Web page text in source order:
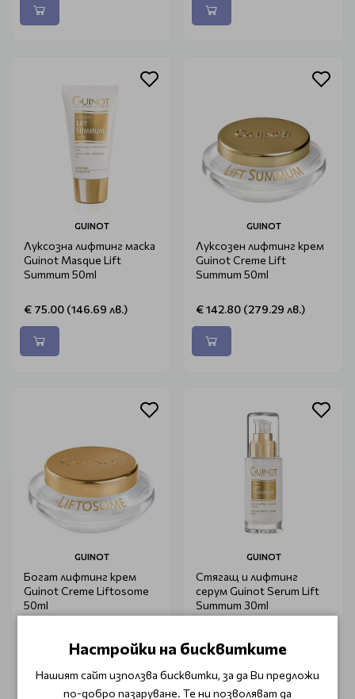
GUINOT
Луксозна лифтинг маска
Guinot Masque Lift
Summum 50ml
€ 75.00 (146.69 лв.)
GUINOT
Луксозен лифтинг крем
Guinot Creme Lift
Summum 50ml
€ 142.80 (279.29 лв.)
GUINOT
Богат лифтинг крем
Guinot Creme Liftosome
50ml
GUINOT
Стягащ и лифтинг
серум Guinot Serum Lift
Summum 30ml
€ 163.20 (319.19 лв.)
Настройки на бисквитките
Нашият сайт използва бисквитки, за да Ви предложи
по-добро пазаруване. Те ни позволяват да